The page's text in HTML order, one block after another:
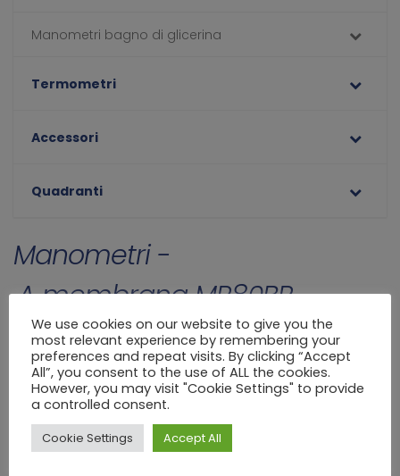
Manometri bagno di glicerina
Termometri
Accessori
Quadranti
Manometri -
A membrana MR80BP
Home>Manometri>manometri>A membrana >A MEMBRANA - Ø 80
We use cookies on our website to give you the
most relevant experience by remembering your
preferences and repeat visits. By clicking “Accept
All”, you consent to the use of ALL the cookies.
However, you may visit "Cookie Settings" to provide
a controlled consent.
Cookie Settings Accept All